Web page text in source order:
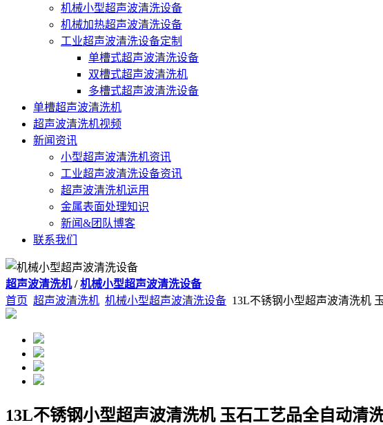
机械小型超声波清洗设备
机械加热超声波清洗设备
工业超声波清洗设备定制
单槽式超声波清洗设备
双槽式超声波清洗机
多槽式超声波清洗设备
单槽超声波清洗机
超声波清洗机视频
新闻资讯
小型超声波清洗机资讯
工业超声波清洗设备资讯
超声波清洗机运用
金属表面处理知识
新闻&团队博客
联系我们
超声波清洗机 / 机械小型超声波清洗设备
首页 超声波清洗机 机械小型超声波清洗设备 13L不锈钢小型超声波清洗机
13L不锈钢小型超声波清洗机 玉石工艺品全自动清